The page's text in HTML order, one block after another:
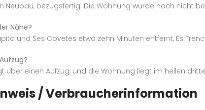
Neubau, bezugsfertig. Die Wohnung wurde noch nicht
Nähe?
und Ses Covetes etwa zehn Minuten entfernt, Es
über einen Aufzug, und die Wohnung liegt im hellen
/ Verbraucherinformation